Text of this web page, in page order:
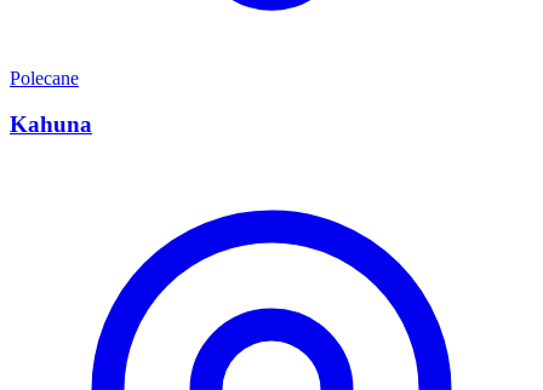
Polecane
Kahuna